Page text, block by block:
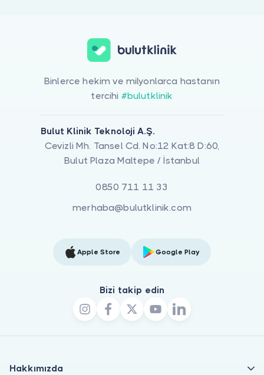
Binlerce hekim ve milyonlarca hastanın
tercihi #bulutklinik
Bulut Klinik Teknoloji A.Ş.
Cevizli Mh. Tansel Cd. No:12 Kat:8 D:60,
Bulut Plaza Maltepe / İstanbul
0850 711 11 33
merhaba@bulutklinik.com
Apple Store Google Play
Bizi takip edin
Hakkımızda